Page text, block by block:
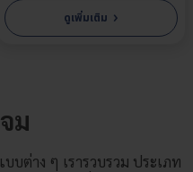
ดูเพิ่มเติม ›
ม
บต่าง ๆ เรารวบรวม ประเภท